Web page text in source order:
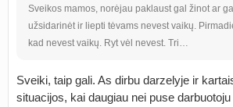
Sveikos mamos, norėjau paklaust gal žinot ar
užsidarinėt ir liepti tėvams nevest vaikų.
kad nevest vaikų. Ryt vėl nevest. Tri…
Sveiki, taip gali. As dirbu darzelyje ir
situacijos, kai daugiau nei puse